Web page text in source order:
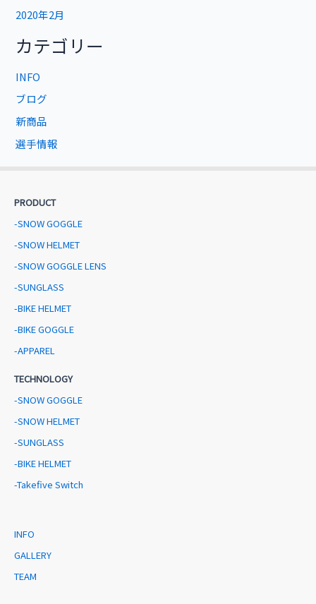
2020年2月
カテゴリー
INFO
ブログ
新商品
選手情報
PRODUCT
-SNOW GOGGLE
-SNOW HELMET
-SNOW GOGGLE LENS
-SUNGLASS
-BIKE HELMET
-BIKE GOGGLE
-APPAREL
TECHNOLOGY
-SNOW GOGGLE
-SNOW HELMET
-SUNGLASS
-BIKE HELMET
-Takefive Switch
INFO
GALLERY
TEAM